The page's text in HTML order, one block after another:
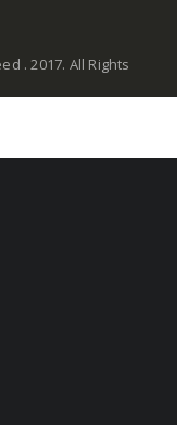
. 2017. All Rights